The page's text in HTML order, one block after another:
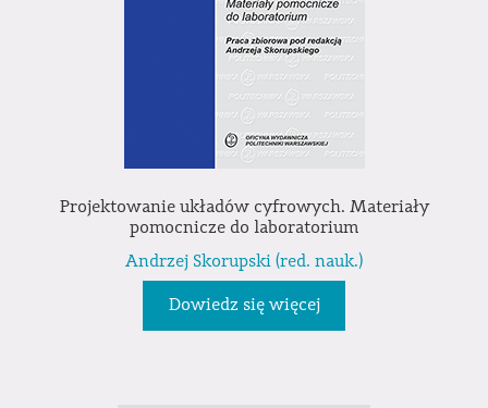
Projektowanie układów cyfrowych. Materiały
pomocnicze do laboratorium
Andrzej Skorupski (red. nauk.)
Dowiedz się więcej